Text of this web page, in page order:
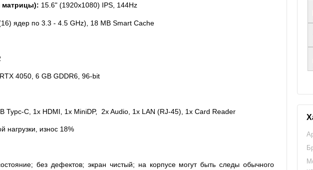
матрицы): 15.6" (1920x1080) IPS, 144Hz
ядер по 3.3 - 4.5 GHz), 18 MB Smart Cache
4050, 6 GB GDDR6, 96-bit
Typc-C, 1x HDMI, 1x MiniDP, 2x Audio, 1x LAN (RJ-45), 1x Card Reader
нагрузки, износ 18%
без дефектов; экран чистый; на корпусе могут быть следы обычного